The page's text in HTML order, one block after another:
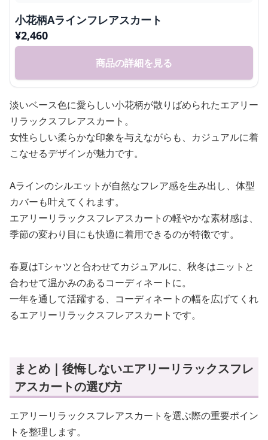
小花柄Aラインフレアスカート
¥2,460
商品の詳細を見る
淡いベース色に愛らしい小花柄が散りばめられたエアリー
リラックスフレアスカート。
女性らしい柔らかな印象を与えながらも、カジュアルに着
こなせるデザインが魅力です。
Aラインのシルエットが自然なフレア感を生み出し、体型
カバーも叶えてくれます。
エアリーリラックスフレアスカートの軽やかな素材感は、
季節の変わり目にも快適に着用できるのが特徴です。
春夏はTシャツと合わせてカジュアルに、秋冬はニットと
合わせて温かみのあるコーディネートに。
一年を通して活躍する、コーディネートの幅を広げてくれ
るエアリーリラックスフレアスカートです。
まとめ｜後悔しないエアリーリラックスフレ
アスカートの選び方
エアリーリラックスフレアスカートを選ぶ際の重要ポイン
トを整理します。